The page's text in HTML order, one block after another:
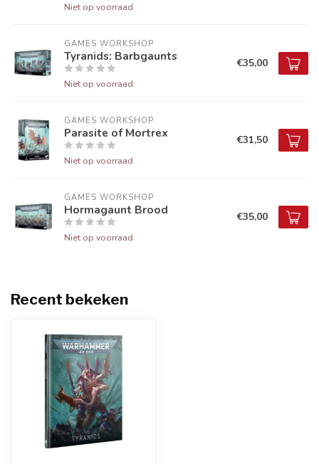
Niet op voorraad
GAMES WORKSHOP
Tyranids: Barbgaunts
Niet op voorraad
€35,00
GAMES WORKSHOP
Parasite of Mortrex
Niet op voorraad
€31,50
GAMES WORKSHOP
Hormagaunt Brood
Niet op voorraad
€35,00
Recent bekeken